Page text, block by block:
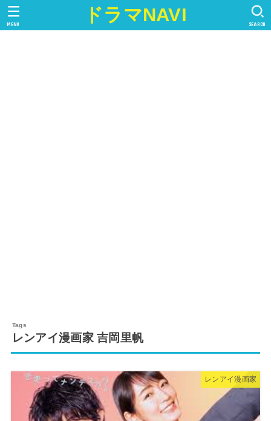
ドラマNAVI SEARCH
MENU
レンアイ漫画家 吉岡里帆
レンアイ漫画家